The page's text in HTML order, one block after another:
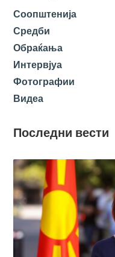
Соопштенија
Средби
Обраќања
Интервјуа
Фотографии
Видеа
Последни вести